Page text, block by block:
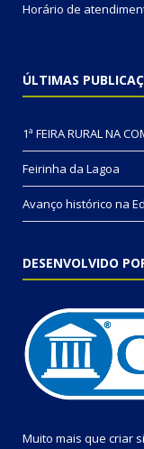
Horário de
ÚLTIMAS
1ª FEIRA RURAL NA
Feirinha da Lagoa
Avanço histórico na
DESENVOLVIDO
Muito mais que criar